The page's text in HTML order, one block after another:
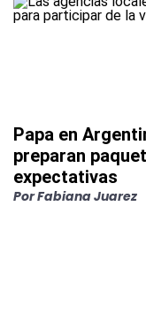
Papa en
preparan
expectativas
PorFabiana Juarez